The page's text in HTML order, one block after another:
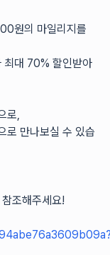
원의 마일리지를
최대 70% 할인받아
로,
로 만나보실 수 있습
조해주세요!